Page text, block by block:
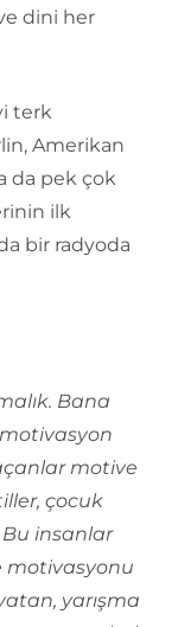
dini her
terk
Amerikan
da pek çok
ilk
bir radyoda
Bana
motive
çocuk
insanlar
motivasyonu
yarışma